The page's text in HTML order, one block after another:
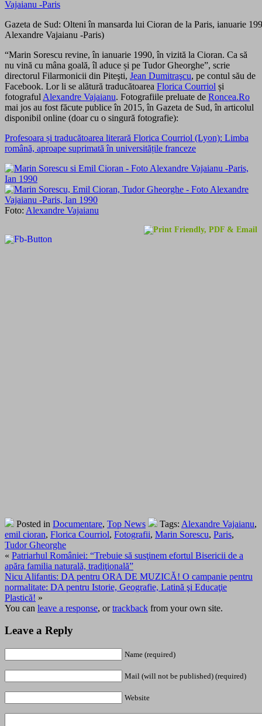
Gazeta de Sud: Olteni în mansarda lui Cioran de la Paris, ianuarie
Alexandre Vajaianu -Paris)
“Marin Sorescu revine, în ianuarie 1990, în vizită la Cioran. Ca să
nu vină cu mâna goală, îl aduce și pe Tudor Gheorghe”, scrie
directorul Filarmonicii din Piteşti, Jean Dumitraşcu, pe contul său de
Facebook. Lor li se alătură traducătoarea Florica Courriol și
fotograful Alexandre Vajaianu. Fotografiile preluate de Roncea.Ro
mai jos au fost făcute publice în 2015, în Gazeta de Sud, în articolul
disponibil online (doar cu o singură fotografie):
Profesoara și traducătoarea literară Florica Courriol (Lyon): Limba
română, aproape suprimată în universitățile franceze
Foto: Alexandre Vajaianu
Posted in Documentare, Top News Tags: Alexandre Vajaianu,
emil cioran, Florica Courriol, Fotografii, Marin Sorescu, Paris,
Tudor Gheorghe
« Patriarhul României: “Trebuie să susţinem efortul Bisericii de a
apăra familia naturală, tradiţională”
Nicu Alifantis: DA pentru ORA DE MUZICĂ! O campanie pentru
normalitate: DA pentru Istorie, Geografie, Latină şi Educaţie
Plastică! »
You can leave a response, ortrackback from your own site.
Leave a Reply
Name (required)
Mail (will not be published) (required)
Website